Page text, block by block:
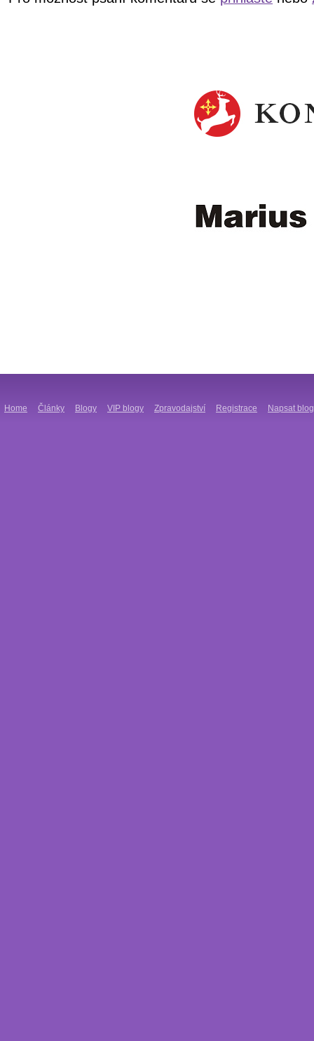
Home Články Blogy VIP blogy Zpravodajství Registrace Napsat blog